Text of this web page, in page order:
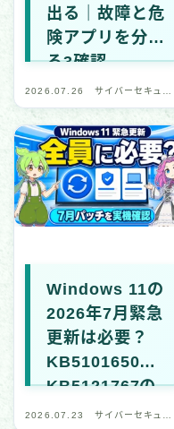
出る｜故障と危
険アプリを分け
る3確認
2026.07.26
サイバーセキュリ
ティ・デジタル安
全
Windows 11の
2026年7月緊急
更新は必要？
KB5101650・
KB5121767の
確認方法
2026.07.23
サイバーセキュリ